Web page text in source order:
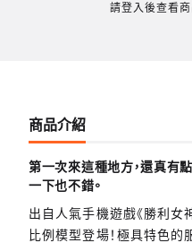
請登入後查看商
商品介紹
第一次來這種地方，還真有
一下也不錯。
出自人氣手機遊戲《勝利女
比例模型登場！極具特色的